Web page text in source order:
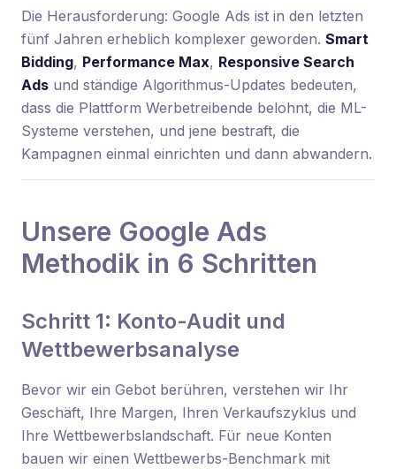
Die Herausforderung: Google Ads ist in den letzten
fünf Jahren erheblich komplexer geworden. Smart
Bidding, Performance Max, Responsive Search
Ads und ständige Algorithmus-Updates bedeuten,
dass die Plattform Werbetreibende belohnt, die ML-
Systeme verstehen, und jene bestraft, die
Kampagnen einmal einrichten und dann abwandern.
Unsere Google Ads
Methodik in 6 Schritten
Schritt 1: Konto-Audit und
Wettbewerbsanalyse
Bevor wir ein Gebot berühren, verstehen wir Ihr
Geschäft, Ihre Margen, Ihren Verkaufszyklus und
Ihre Wettbewerbslandschaft. Für neue Konten
bauen wir einen Wettbewerbs-Benchmark mit